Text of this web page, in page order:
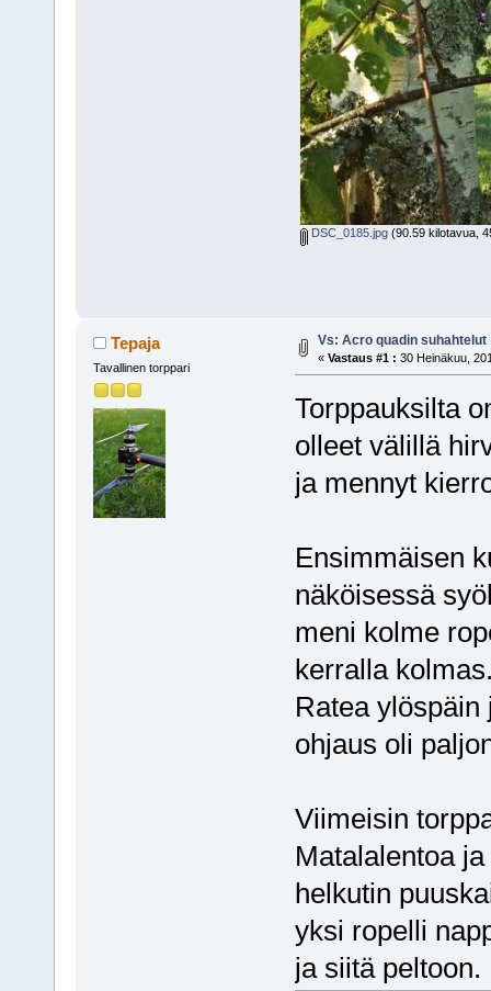
DSC_0185.jpg(90.59 kilotavua,
Tepaja
Tavallinen torppari
Vs: Acro quadin suhahtelut
« Vastaus #1 : 30 Heinäkuu,
Torppauksilta
olleet välillä
ja mennyt
Ensimmäisen
näköisessä
meni kolme
kerralla
Ratea
ohjaus oli
Viimeisin
Matalalentoa
helkutin
yksi ropelli
ja siitä peltoon.